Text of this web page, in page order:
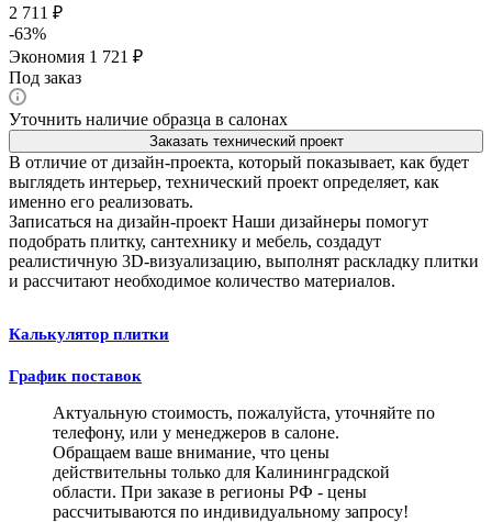
2 711 ₽
-63%
Экономия 1 721 ₽
Под заказ
Уточнить наличие образца в салонах
Заказать технический проект
В отличие от дизайн-проекта, который показывает, как будет
выглядеть интерьер, технический проект определяет, как
именно его реализовать.
Записаться на дизайн-проект Наши дизайнеры помогут
подобрать плитку, сантехнику и мебель, создадут
реалистичную 3D-визуализацию, выполнят раскладку плитки
и рассчитают необходимое количество материалов.
Калькулятор плитки
График поставок
Актуальную стоимость, пожалуйста, уточняйте по
телефону, или у менеджеров в салоне.
Обращаем ваше внимание, что цены
действительны только для Калининградской
области. При заказе в регионы РФ - цены
рассчитываются по индивидуальному запросу!